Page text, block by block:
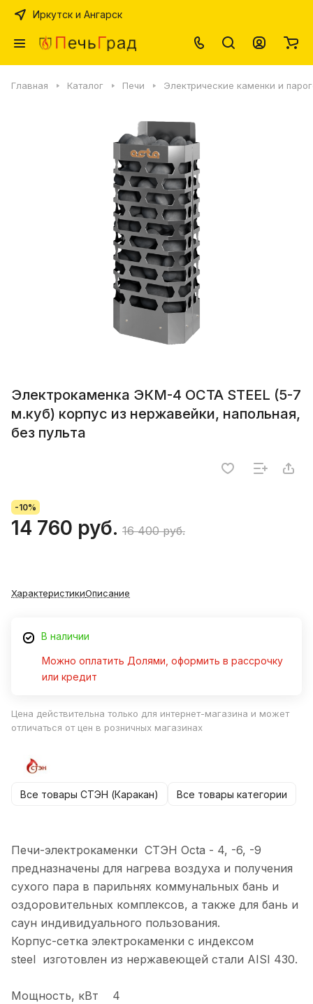
Иркутск и Ангарск
Главная Каталог Печи Электрические каменки и
Электрокаменка ЭКМ-4 OCTA STEEL (5-7
м.куб) корпус из нержавейки, напольная,
без пульта
-10%
14 760 руб. 16 400 руб.
ХарактеристикиОписание
В наличии
Можно оплатить Долями, оформить в рассрочку
или кредит
Цена действительна только для интернет-магазина и может
отличаться от цен в розничных магазинах
Все товары СТЭН (Каракан) Все товары категории
Печи-электрокаменки СТЭН Octa - 4, -6, -9
предназначены для нагрева воздуха и получения
сухого пара в парильнях коммунальных бань и
оздоровительных комплексов, а также для бань и
саун индивидуального пользования.
Корпус-сетка электрокаменки с индексом
steel изготовлен из нержавеющей стали AISI 430.
Мощность, кВт 4